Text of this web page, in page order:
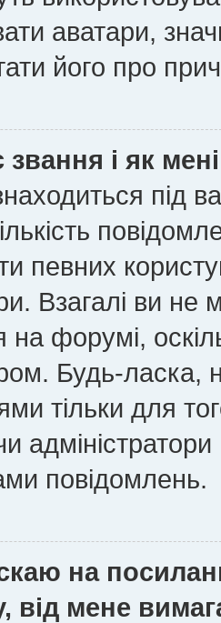
аватари,
його про
і як
під
певних
Взагалі ви
на форумі,
Будь-
тільки для
повідомлень.
на
від мене